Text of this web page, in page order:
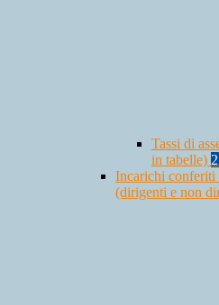
Tassi di
in tabelle)
Incarichi conferiti
(dirigenti e non